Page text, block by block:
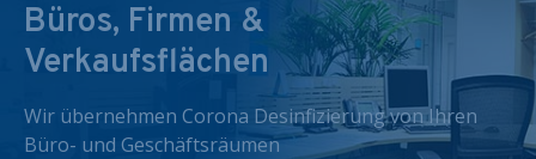
Büros, Firmen &
Verkaufsflächen
Wir übernehmen Corona Desinfizierung von Ihren
Büro- und Geschäftsräumen